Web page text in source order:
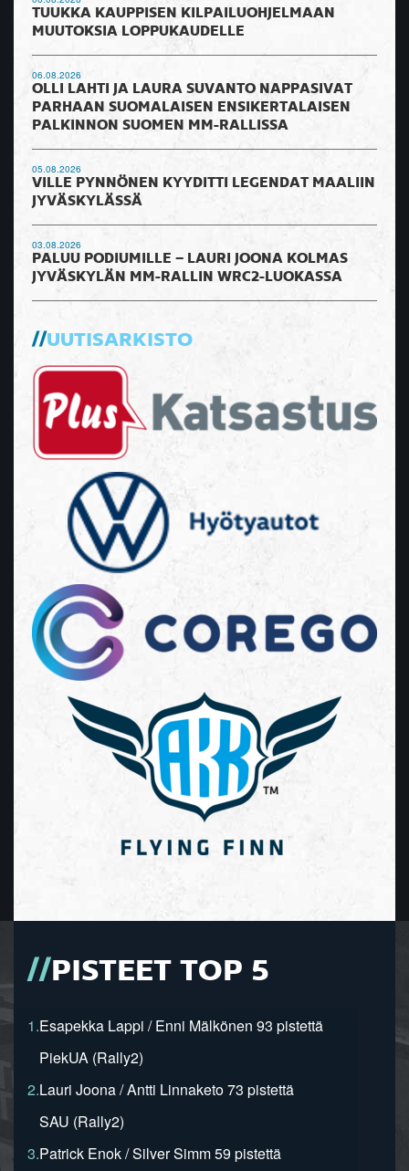
TUUKKA KAUPPISEN KILPAILUOHJELMAAN
MUUTOKSIA LOPPUKAUDELLE
06.08.2026
OLLI LAHTI JA LAURA SUVANTO NAPPASIVAT
PARHAAN SUOMALAISEN ENSIKERTALAISEN
PALKINNON SUOMEN MM-RALLISSA
05.08.2026
VILLE PYNNÖNEN KYYDITTI LEGENDAT MAALIIN
JYVÄSKYLÄSSÄ
03.08.2026
PALUU PODIUMILLE – LAURI JOONA KOLMAS
JYVÄSKYLÄN MM-RALLIN WRC2-LUOKASSA
UUTISARKISTO
PISTEET TOP 5
1.Esapekka Lappi / Enni Mälkönen 93 pistettä
PiekUA (Rally2)
2.Lauri Joona / Antti Linnaketo 73 pistettä
SAU (Rally2)
3.Patrick Enok / Silver Simm 59 pistettä